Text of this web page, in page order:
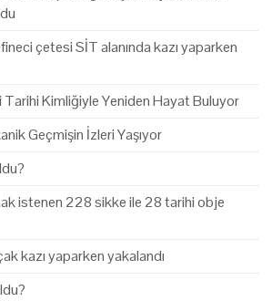
çetesi SİT alanında kazı yaparken
Tarihi Kimliğiyle Yeniden Hayat Buluyor
Geçmişin İzleri Yaşıyor
istenen 228 sikke ile 28 tarihi obje
kazı yaparken yakalandı